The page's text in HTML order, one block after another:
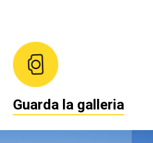
Guarda la galleria